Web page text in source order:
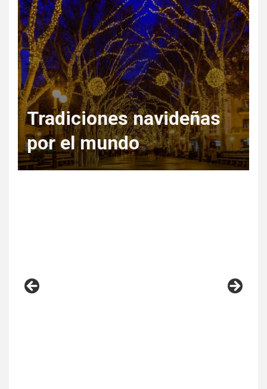
Tradiciones navideñas
por el mundo